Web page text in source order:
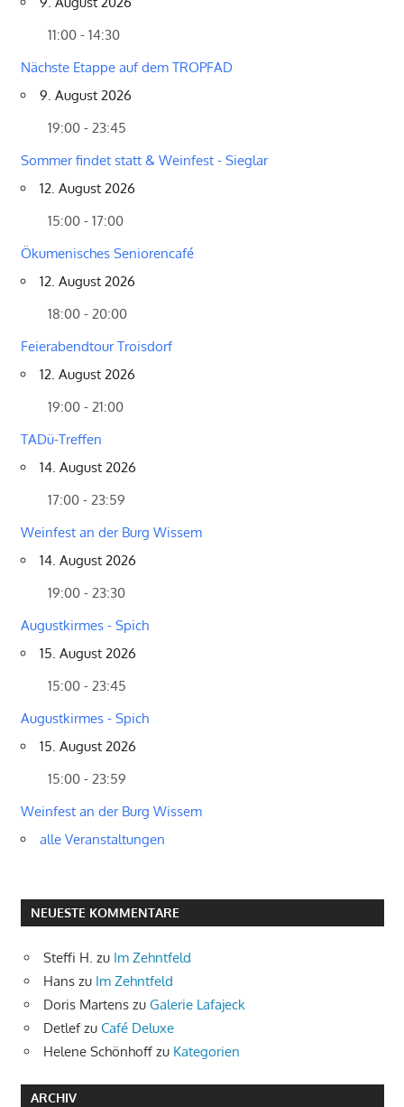
11:00 - 14:30
Nächste Etappe auf dem TROPFAD
9. August 2026
19:00 - 23:45
Sommer findet statt & Weinfest - Sieglar
12. August 2026
15:00 - 17:00
Ökumenisches Seniorencafé
12. August 2026
18:00 - 20:00
Feierabendtour Troisdorf
12. August 2026
19:00 - 21:00
TADü-Treffen
14. August 2026
17:00 - 23:59
Weinfest an der Burg Wissem
14. August 2026
19:00 - 23:30
Augustkirmes - Spich
15. August 2026
15:00 - 23:45
Augustkirmes - Spich
15. August 2026
15:00 - 23:59
Weinfest an der Burg Wissem
alle Veranstaltungen
NEUESTE KOMMENTARE
Steffi H. zu Im Zehntfeld
Hans zu Im Zehntfeld
Doris Martens zu Galerie Lafajeck
Detlefzu Café Deluxe
Helene Schönhoff zu Kategorien
ARCHIV